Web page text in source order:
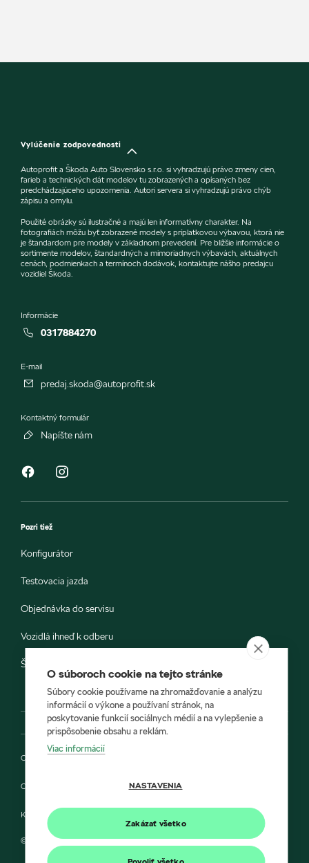
Vylúčenie zodpovednosti
Autoprofit a Škoda Auto Slovensko s.r.o. si vyhradzujú právo zmeny cien,
farieb a technických dát modelov tu zobrazených a opísaných bez
predchádzajúceho upozornenia. Autori servera si vyhradzujú právo chýb
zápisu a omylu.
Použité obrázky sú ilustračné a majú len informatívny charakter. Na
fotografiách môžu byť zobrazené modely s príplatkovou výbavou, ktorá nie
je štandardom pre modely v základnom prevedení. Pre bližšie informácie o
sortimente modelov, štandardných a mimoriadnych výbavách, aktuálnych
cenách, podmienkach a termínoch dodávok, kontaktujte nášho predajcu
vozidiel Škoda.
Informácie
0317884270
E-mail
predaj.skoda@autoprofit.sk
Kontaktný formulár
Napíšte nám
Pozri tiež
Konfigurátor
Testovacia jazda
Objednávka do servisu
Vozidlá ihneď k odberu
Škoda E-shop
Ochrana osobných údajov
Cookies
Kontakt
© 2022 Autoprofit a Škoda Auto Slovensko s.r.o.
O súboroch cookie na tejto stránke
Súbory cookie používame na zhromažďovanie a analýzu
informácií o výkone a používaní stránok, na
poskytovanie funkcií sociálnych médií a na vylepšenie a
prispôsobenie obsahu a reklám.
Viac informácií
NASTAVENIA
Zakázať všetko
Povoliť všetko